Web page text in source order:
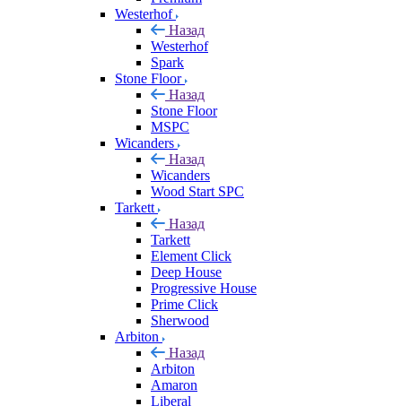
Westerhof
Назад
Westerhof
Spark
Stone Floor
Назад
Stone Floor
MSPC
Wicanders
Назад
Wicanders
Wood Start SPC
Tarkett
Назад
Tarkett
Element Click
Deep House
Progressive House
Prime Click
Sherwood
Arbiton
Назад
Arbiton
Amaron
Liberal